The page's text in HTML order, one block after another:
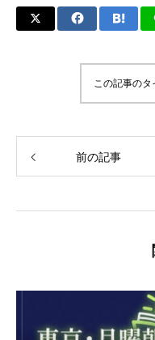
この記事の
前の記事